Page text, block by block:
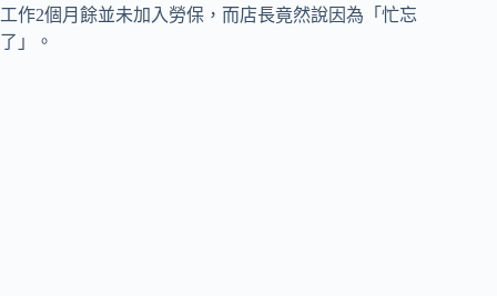
工作2個月餘並未加入勞保，而店長竟然說因為「忙忘
了」。